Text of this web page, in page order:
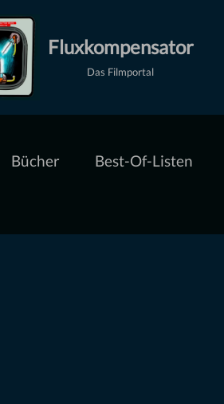
Fluxkompensator
Das Filmportal
Bücher Best-Of-Listen